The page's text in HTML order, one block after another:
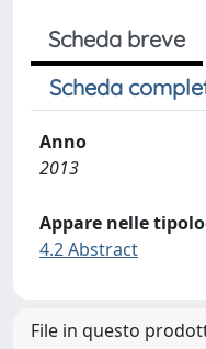
Scheda breve
Scheda
Anno
2013
Appare nelle
4.2 Abstract
File in questo